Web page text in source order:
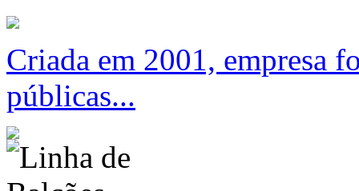
Criada em 2001, empresa
públicas...